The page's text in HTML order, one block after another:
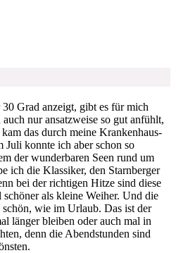
Grad anzeigt, gibt es für mich
nur ansatzweise so gut anfühlt,
das durch meine Krankenhaus-
Juli konnte ich aber schon so
der wunderbaren Seen rund um
ich die Klassiker, den Starnberger
bei der richtigen Hitze sind diese
als kleine Weiher. Und die
schön, wie im Urlaub. Das ist der
länger bleiben oder auch mal in
denn die Abendstunden sind